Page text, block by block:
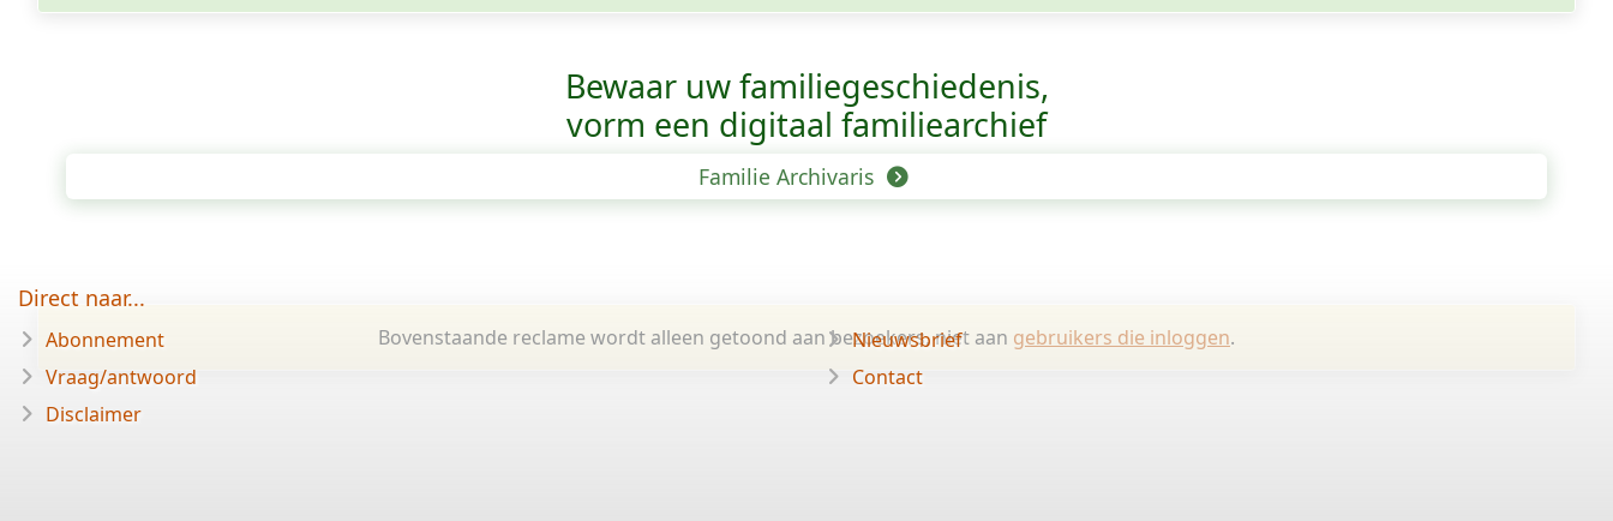
Bewaar uw familie­geschiedenis,
vorm een digitaal familiearchief
Familie Archivaris
Bovenstaande reclame wordt alleen getoond aan bezoekers, niet aan gebruikers die inloggen.
Direct naar...
Abonnement
Vraag/antwoord
Disclaimer
Nieuwsbrief
Contact